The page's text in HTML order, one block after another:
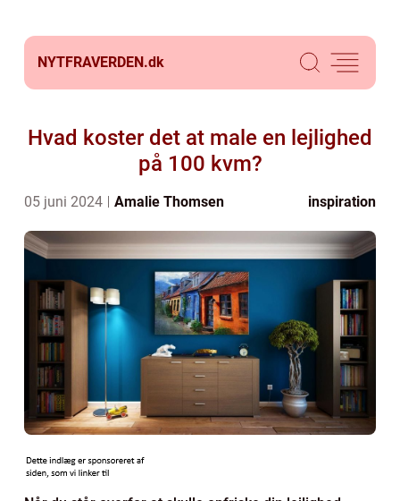
NYTFRAVERDEN.dk
Hvad koster det at male en lejlighed
på 100 kvm?
05 juni 2024 Amalie Thomsen inspiration